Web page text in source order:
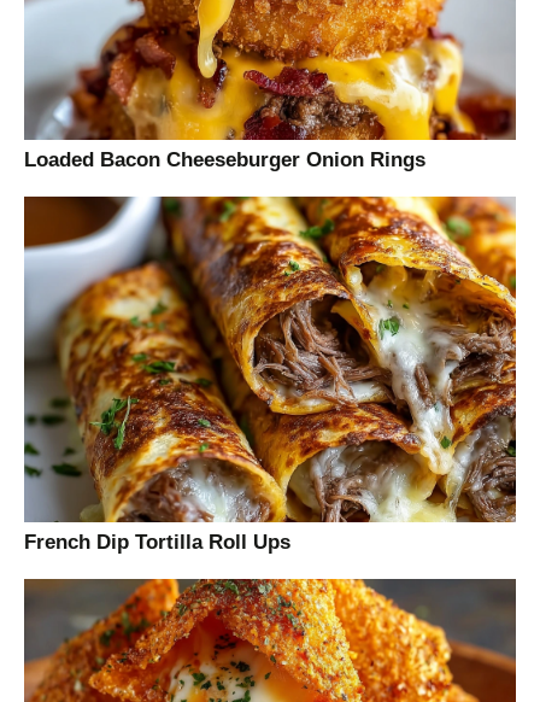
Loaded Bacon Cheeseburger Onion Rings
French Dip Tortilla Roll Ups